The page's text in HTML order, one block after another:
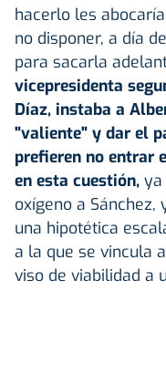
hacerlo les
no disponer, a día
para sacarla
vicepresidenta
Díaz, instaba a
"valiente" y dar el
prefieren no entrar
en esta cuestión, ya
oxígeno a
una hipotética
a la que se vincula
viso de viabilidad a